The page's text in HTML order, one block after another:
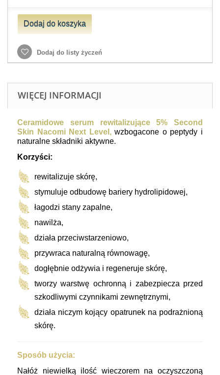
Dodaj do koszyka
Dodaj do listy życzeń
WIĘCEJ INFORMACJI
Ceramidowe serum rewitalizujące 5% Second
Skin Nacomi Next Level,wzbogacone o peptydy i
naturalne składniki aktywne.
Korzyści:
rewitalizuje skórę,
stymuluje odbudowę bariery hydrolipidowej,
łagodzi stany zapalne,
nawilża,
działa przeciwstarzeniowo,
przywraca naturalną równowagę,
dogłębnie odżywia i regeneruje skórę,
tworzy warstwę ochronną i zabezpiecza przed
szkodliwymi czynnikami zewnętrznymi,
działa niczym kojący opatrunek na podrażnioną
skórę.
Sposób użycia:
Nałóż niewielką ilość wieczorem na oczyszczoną